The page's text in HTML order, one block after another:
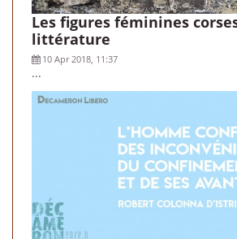
Les figures féminines
littérature
10 Apr 2018, 11:37
...